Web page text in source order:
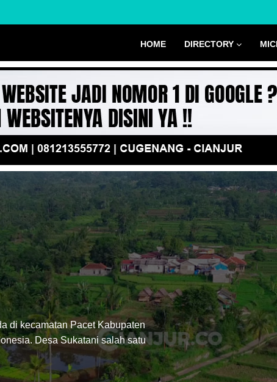
HOME DIRECTORY
di kecamatan Pacet Kabupaten
Desa Sukatani salah satu